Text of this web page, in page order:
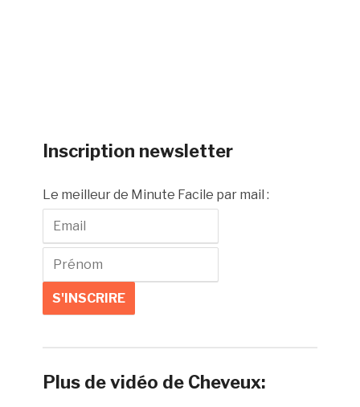
Inscription newsletter
Le meilleur de Minute Facile par mail :
Plus de vidéo de Cheveux: